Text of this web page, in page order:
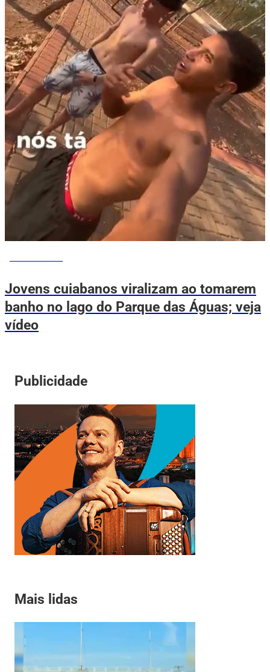
Jovens cuiabanos viralizam ao tomarem
banho no lago do Parque das Águas; veja
vídeo
Publicidade
Mais lidas